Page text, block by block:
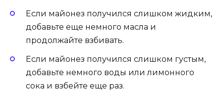
Если майонез получился слишком жидким,
добавьте еще немного масла и
продолжайте взбивать.
Если майонез получился слишком густым,
добавьте немного воды или лимонного
сока и взбейте еще раз.